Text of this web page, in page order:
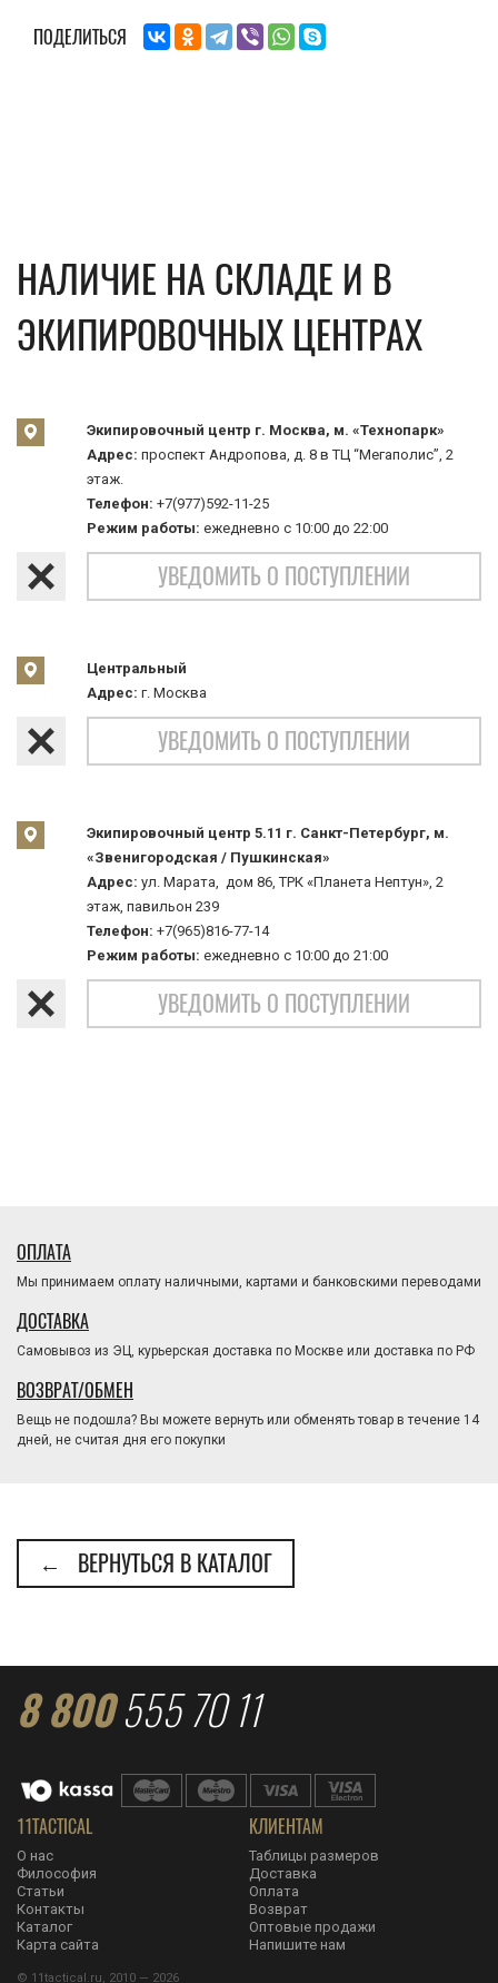
ПОДЕЛИТЬСЯ
НАЛИЧИЕ НА СКЛАДЕ И В
ЭКИПИРОВОЧНЫХ ЦЕНТРАХ
Экипировочный центр г. Москва, м. «Технопарк»
Адрес: проспект Андропова, д. 8 в ТЦ “Мегаполис”, 2
этаж.
Телефон: +7(977)592-11-25
Режим работы: ежедневно с 10:00 до 22:00
УВЕДОМИТЬ О ПОСТУПЛЕНИИ
Центральный
Адрес: г. Москва
УВЕДОМИТЬ О ПОСТУПЛЕНИИ
Экипировочный центр 5.11 г. Санкт-Петербург, м.
«Звенигородская / Пушкинская»
Адрес: ул. Марата, дом 86, ТРК «Планета Нептун», 2
этаж, павильон 239
Телефон: +7(965)816-77-14
Режим работы: ежедневно с 10:00 до 21:00
УВЕДОМИТЬ О ПОСТУПЛЕНИИ
ОПЛАТА
Мы принимаем оплату наличными, картами и банковскими переводами
ДОСТАВКА
Самовывоз из ЭЦ, курьерская доставка по Москве или доставка по РФ
ВОЗВРАТ/ОБМЕН
Вещь не подошла? Вы можете вернуть или обменять товар в течение 14
дней, не считая дня его покупки
← ВЕРНУТЬСЯ В КАТАЛОГ
8 800555 70 11
11TACTICAL
О нас
Философия
Статьи
Контакты
Каталог
Карта сайта
КЛИЕНТАМ
Таблицы размеров
Доставка
Оплата
Возврат
Оптовые продажи
Напишите нам
© 11tactical.ru, 2010 — 2026